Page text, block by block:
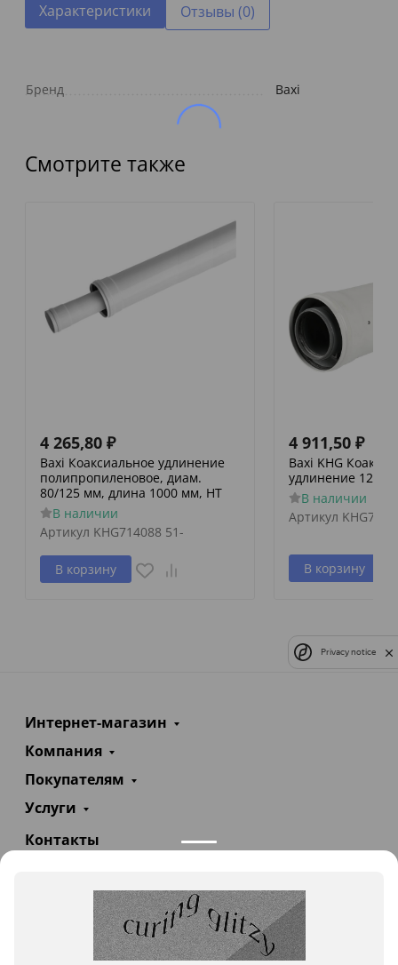
Характеристики Отзывы (0)
Бренд Baxi
Смотрите также
4 265,80 ₽
Baxi Коаксиальное удлинение
полипропиленовое, диам.
80/125 мм, длина 1000 мм, HT
В наличии
Артикул KHG714088 51-
В корзину
4 911,50 ₽
Baxi KHG
удлинение 125/
В наличии
Артикул
В корзину
Интернет-магазин
Компания
Покупателям
Услуги
Контакты
info@teploexpert.com
Пн—Сб 09:00 – 18:00
Privacy notice